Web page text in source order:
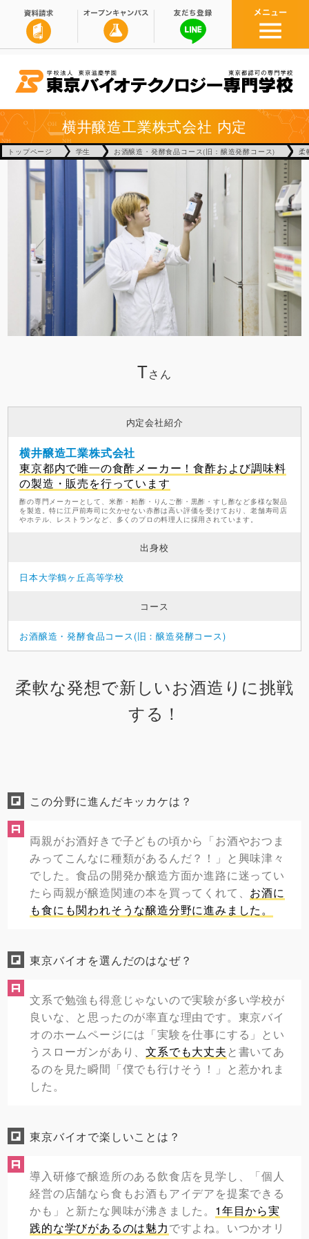
横井醸造工業株式会社 内定
トップページ 学生 お酒醸造・発酵食品コース(旧：醸造発酵コース) 柔
Tさん
内定会社紹介
横井醸造工業株式会社
東京都内で唯一の食酢メーカー！食酢および調味料
の製造・販売を行っています
酢の専門メーカーとして、米酢・粕酢・りんご酢・黒酢・すし酢など多様な製品
を製造。特に江戸前寿司に欠かせない赤酢は高い評価を受けており、老舗寿司店
やホテル、レストランなど、多くのプロの料理人に採用されています。
出身校
日本大学鶴ヶ丘高等学校
コース
お酒醸造・発酵食品コース(旧：醸造発酵コース)
柔軟な発想で新しいお酒造りに挑戦
する！
この分野に進んだキッカケは？
両親がお酒好きで子どもの頃から「お酒やおつま
みってこんなに種類があるんだ？！」と興味津々
でした。食品の開発か醸造方面か進路に迷ってい
たら両親が醸造関連の本を買ってくれて、 お酒に
も食にも関われそうな醸造分野に進みました。
東京バイオを選んだのはなぜ？
文系で勉強も得意じゃないので実験が多い学校が
良いな、と思ったのが率直な理由です。東京バイ
オのホームページには「実験を仕事にする」とい
うスローガンがあり、文系でも大丈夫 と書いてあ
るのを見た瞬間「僕でも行けそう！」と惹かれま
した。
東京バイオで楽しいことは？
導入研修で醸造所のある飲食店を見学し、「個人
経営の店舗なら食もお酒もアイデアを提案できる
かも」と新たな興味が沸きました。 1年目から実
践的な学びがあるのは魅力ですよね。いつかオリ